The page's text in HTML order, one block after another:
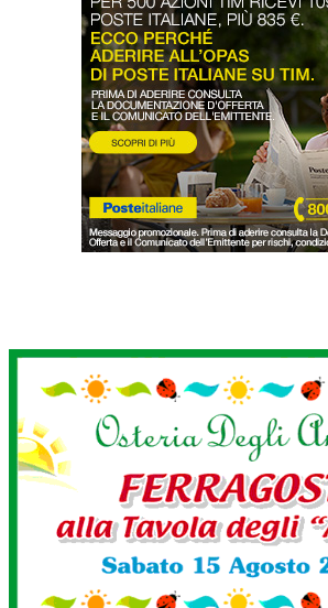
OROSCOPO
LA PIAZZA
ANIMALI
OCCHIO ALLA TRUFFA
NECROLOGI